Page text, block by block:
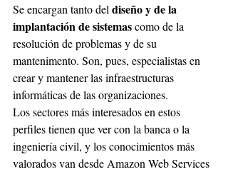
Se encargan tanto del diseño y de la
implantación de sistemas como de la
resolución de problemas y de su
mantenimento. Son, pues, especialistas en
crear y mantener las infraestructuras
informáticas de las organizaciones.
Los sectores más interesados en estos
perfiles tienen que ver con la banca o la
ingeniería civil, y los conocimientos más
valorados van desde Amazon Web Services